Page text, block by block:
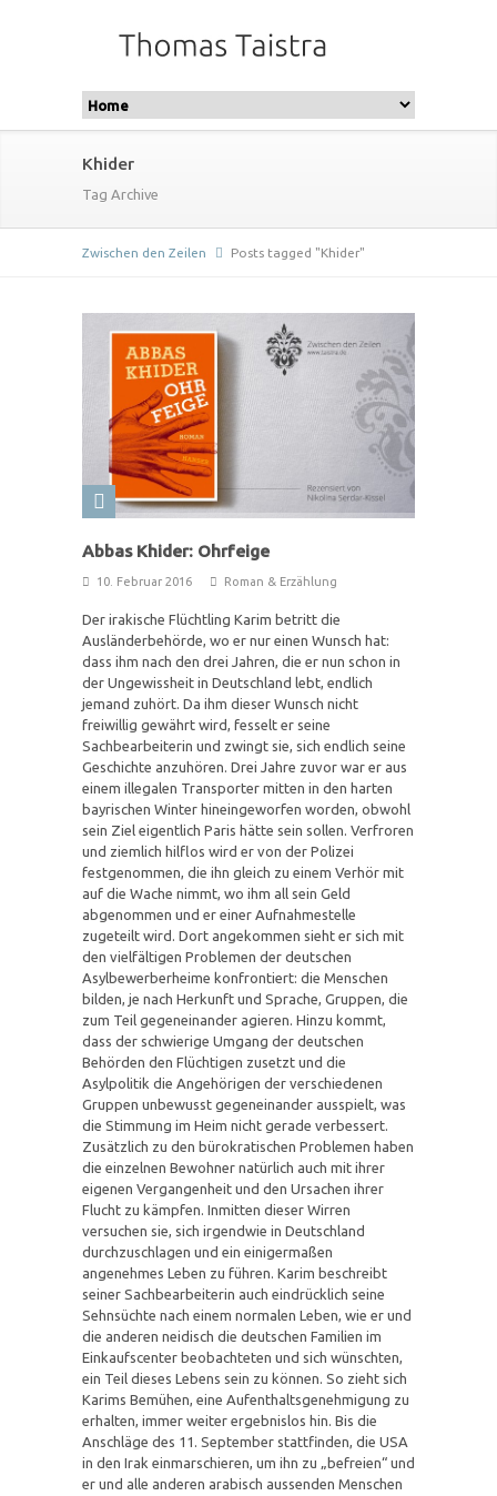
Khider
Tag Archive
Zwischen den Zeilen Posts tagged "Khider"
Abbas Khider: Ohrfeige
10. Februar 2016 Roman & Erzählung
Der irakische Flüchtling Karim betritt die
Ausländerbehörde, wo er nur einen Wunsch hat:
dass ihm nach den drei Jahren, die er nun schon in
der Ungewissheit in Deutschland lebt, endlich
jemand zuhört. Da ihm dieser Wunsch nicht
freiwillig gewährt wird, fesselt er seine
Sachbearbeiterin und zwingt sie, sich endlich seine
Geschichte anzuhören. Drei Jahre zuvor war er aus
einem illegalen Transporter mitten in den harten
bayrischen Winter hineingeworfen worden, obwohl
sein Ziel eigentlich Paris hätte sein sollen. Verfroren
und ziemlich hilflos wird er von der Polizei
festgenommen, die ihn gleich zu einem Verhör mit
auf die Wache nimmt, wo ihm all sein Geld
abgenommen und er einer Aufnahmestelle
zugeteilt wird. Dort angekommen sieht er sich mit
den vielfältigen Problemen der deutschen
Asylbewerberheime konfrontiert: die Menschen
bilden, je nach Herkunft und Sprache, Gruppen, die
zum Teil gegeneinander agieren. Hinzu kommt,
dass der schwierige Umgang der deutschen
Behörden den Flüchtigen zusetzt und die
Asylpolitik die Angehörigen der verschiedenen
Gruppen unbewusst gegeneinander ausspielt, was
die Stimmung im Heim nicht gerade verbessert.
Zusätzlich zu den bürokratischen Problemen haben
die einzelnen Bewohner natürlich auch mit ihrer
eigenen Vergangenheit und den Ursachen ihrer
Flucht zu kämpfen. Inmitten dieser Wirren
versuchen sie, sich irgendwie in Deutschland
durchzuschlagen und ein einigermaßen
angenehmes Leben zu führen. Karim beschreibt
seiner Sachbearbeiterin auch eindrücklich seine
Sehnsüchte nach einem normalen Leben, wie er und
die anderen neidisch die deutschen Familien im
Einkaufscenter beobachteten und sich wünschten,
ein Teil dieses Lebens sein zu können. So zieht sich
Karims Bemühen, eine Aufenthaltsgenehmigung zu
erhalten, immer weiter ergebnislos hin. Bis die
Anschläge des 11. September stattfinden, die USA
in den Irak einmarschieren, um ihn zu „befreien“ und
er und alle anderen arabisch aussenden Menschen